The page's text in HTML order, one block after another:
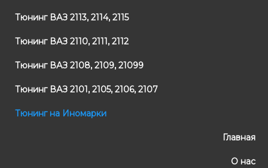
Тюнинг ВАЗ 2113, 2114, 2115
Тюнинг ВАЗ 2110, 2111, 2112
Тюнинг ВАЗ 2108, 2109, 21099
Тюнинг ВАЗ 2101, 2105, 2106, 2107
Тюнинг на Иномарки
Главная
О нас